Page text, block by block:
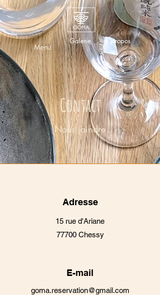
Menu
Galerie À propos
Contact
Nous joindre
Adresse
15 rue d'Ariane
77700 Chessy
E-mail
goma.reservation@gmail.com